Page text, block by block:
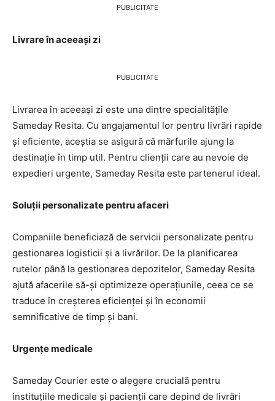
PUBLICITATE
Livrare în aceeași zi
PUBLICITATE
Livrarea în aceeași zi este una dintre specialitățile
Sameday Resita. Cu angajamentul lor pentru livrări rapide
și eficiente, aceștia se asigură că mărfurile ajung la
destinație în timp util. Pentru clienții care au nevoie de
expedieri urgente, Sameday Resita este partenerul ideal.
Soluții personalizate pentru afaceri
Companiile beneficiază de servicii personalizate pentru
gestionarea logisticii și a livrărilor. De la planificarea
rutelor până la gestionarea depozitelor, Sameday Resita
ajută afacerile să-și optimizeze operațiunile, ceea ce se
traduce în creșterea eficienței și în economii
semnificative de timp și bani.
Urgențe medicale
Sameday Courier este o alegere crucială pentru
instituțiile medicale și pacienții care depind de livrări